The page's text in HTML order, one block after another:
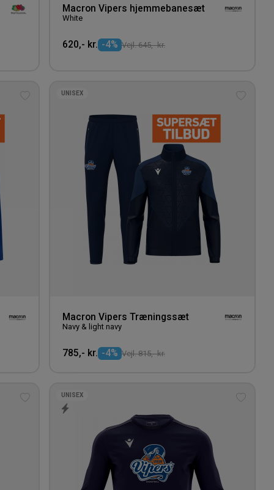
Macron Vipers hjemmebanesæt
White
620,- kr. -4% Vejl. 645,- kr.
UNISEX
Macron Vipers Træningssæt
Navy & light navy
785,- kr. -4% Vejl. 815,- kr.
UNISEX